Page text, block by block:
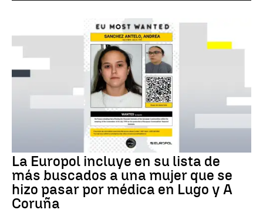
La Europol incluye en su lista de
más buscados a una mujer que se
hizo pasar por médica en Lugo y A
Coruña